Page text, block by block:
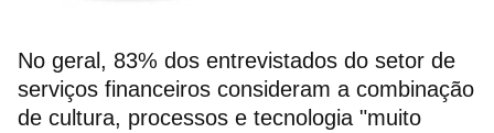
No geral, 83% dos entrevistados do setor de
serviços financeiros consideram a combinação
de cultura, processos e tecnologia "muito